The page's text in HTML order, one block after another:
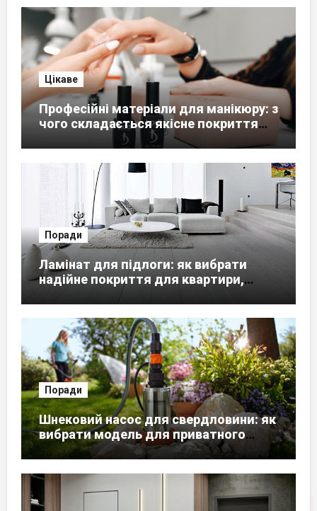
Цікаве
Професійні матеріали для манікюру: з
чого складається якісне покриття
Поради
Ламінат для підлоги: як вибрати
надійне покриття для квартири,
будинку чи офісу
Поради
Шнековий насос для свердловини: як
вибрати модель для приватного
будинку